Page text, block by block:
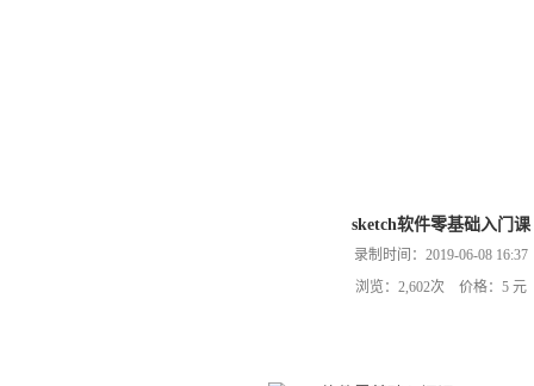
sketch软件零基础入门课
录制时间：2019-06-08 16:37
浏览：2,602次 价格：5 元